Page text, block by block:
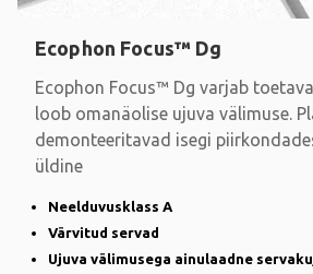
Ecophon Focus™ Dg
Ecophon Focus™ Dg varjab
loob omanäolise ujuva välimuse.
demonteeritavad isegi
üldine
Neelduvusklass A
Värvitud servad
Ujuva välimusega ainulaadne